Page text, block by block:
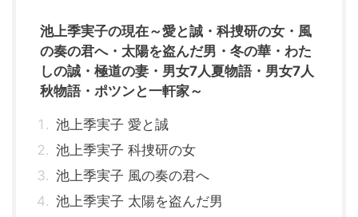
池上季実子の現在～愛と誠・科捜研の女・風
の奏の君へ・太陽を盗んだ男・冬の華・わた
しの誠・極道の妻・男女7人夏物語・男女7人
秋物語・ポツンと一軒家～
池上季実子 愛と誠
池上季実子 科捜研の女
池上季実子 風の奏の君へ
池上季実子 太陽を盗んだ男